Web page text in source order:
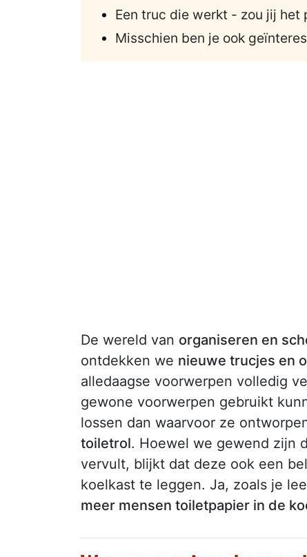
Een truc die werkt - zou jij het
Misschien ben je ook
De wereld van organiseren en
ontdekken we nieuwe trucjes en
alledaagse voorwerpen volledig
gewone voorwerpen gebruikt
lossen dan waarvoor ze
toiletrol. Hoewel we gewend zijn
vervult, blijkt dat deze ook een
koelkast te leggen. Ja, zoals je
meer mensen toiletpapier in de